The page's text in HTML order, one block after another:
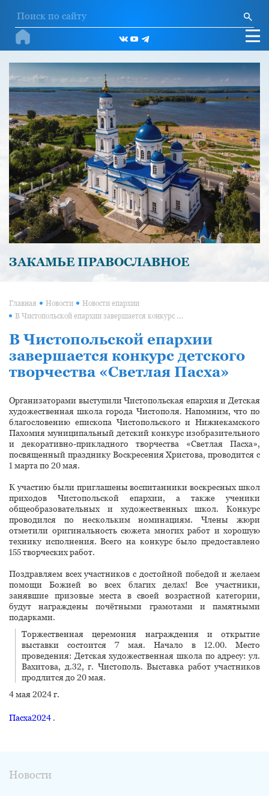
ЗАКАМЬЕ ПРАВОСЛАВНОЕ
Главная Новости Новости епархии
В Чистопольской епархии завершается конкурс детского творчества «Светлая Пасха»
В Чистопольской епархии
завершается конкурс детского
творчества «Светлая Пасха»
Организаторами выступили Чистопольская епархия и Детская
художественная школа города Чистополя. Напомним, что по
благословению епископа Чистопольского и Нижнекамского
Пахомия муниципальный детский конкурс изобразительного
и декоративно-прикладного творчества «Светлая Пасха»,
посвященный празднику Воскресения Христова, проводится с
1 марта по 20 мая.
К участию были приглашены воспитанники воскресных школ
приходов Чистопольской епархии, а также ученики
общеобразовательных и художественных школ. Конкурс
проводился по нескольким номинациям. Члены жюри
отметили оригинальность сюжета многих работ и хорошую
технику исполнения. Всего на конкурс было предоставлено
155 творческих работ.
Поздравляем всех участников с достойной победой и желаем
помощи Божией во всех благих делах! Все участники,
занявшие призовые места в своей возрастной категории,
будут награждены почётными грамотами и памятными
подарками.
Торжественная церемония награждения и открытие
выставки состоится 7 мая. Начало в 12.00. Место
проведения: Детская художественная школа по адресу: ул.
Вахитова, д.32, г. Чистополь. Выставка работ участников
продлится до 20 мая.
4 мая 2024 г.
Пасха2024 .
Новости